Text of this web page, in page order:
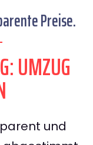
Preise.
UMZUG
und